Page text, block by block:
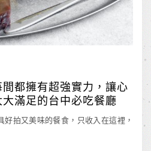
都擁有超強實力，讓心
滿足的台中必吃餐廳
拍又美味的餐食，只收入在這裡，